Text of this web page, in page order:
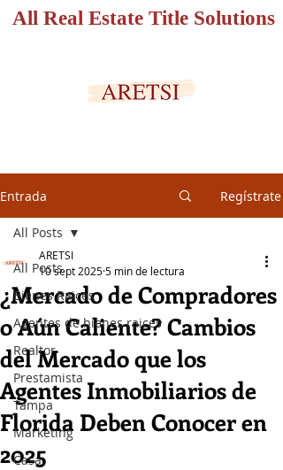
All Real Estate Title Solutions
Entrada Regístrate
All Posts
Bienes Raices
Agentes de bienes raices
Realtor
Prestamista
Tampa
Marketing
Casa
All Posts
¿Mercado de Compradores
o Aún Caliente? Cambios
del Mercado que los
Agentes Inmobiliarios de
Florida Deben Conocer en
2025
ARETSI
10 sept 20255 min de lectura